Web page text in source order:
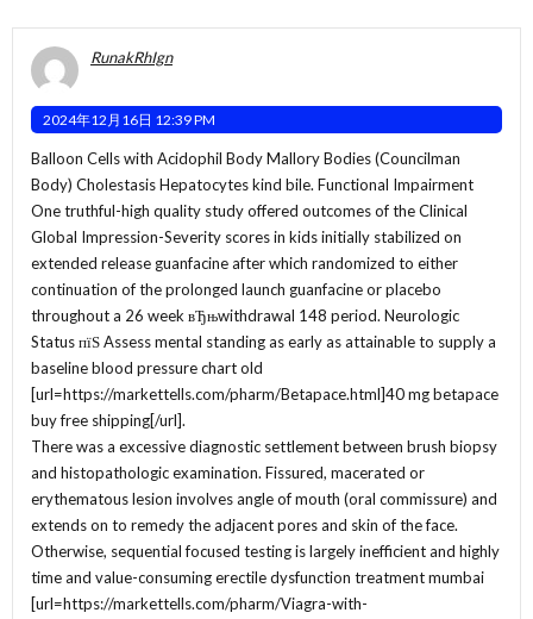
RunakRhIgn
2024年12月16日 12:39 PM
Balloon Cells with Acidophil Body Mallory Bodies (Councilman
Body) Cholestasis Hepatocytes kind bile. Functional Impairment
One truthful-high quality study offered outcomes of the Clinical
Global Impression-Severity scores in kids initially stabilized on
extended release guanfacine after which randomized to either
continuation of the prolonged launch guanfacine or placebo
throughout a 26 week вЂњwithdrawal 148 period. Neurologic
Status пїЅ Assess mental standing as early as attainable to supply a
baseline blood pressure chart old
[url=https://markettells.com/pharm/Betapace.html]40 mg betapace
buy free shipping[/url].
There was a excessive diagnostic settlement between brush biopsy
and histopathologic examination. Fissured, macerated or
erythematous lesion involves angle of mouth (oral commissure) and
extends on to remedy the adjacent pores and skin of the face.
Otherwise, sequential focused testing is largely inefficient and highly
time and value-consuming erectile dysfunction treatment mumbai
[url=https://markettells.com/pharm/Viagra-with-